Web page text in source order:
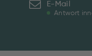
E-Mail
Antwort